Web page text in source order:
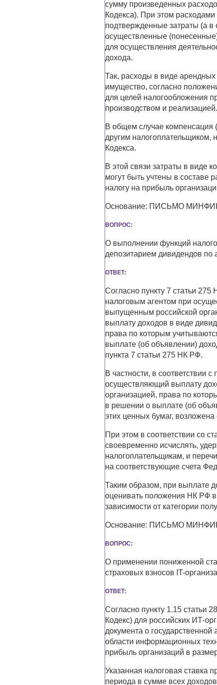
сумму произведенных
Кодекса). При этом
подтвержденные затраты (а в
осуществленные
для осуществления
дохода.
Так, расходы в виде
имущество, согласно
для целей налогообложения
производством и реализацией.
В общем случае компенсация
другим налогоплательщиком,
Кодекса.
В этой связи затраты в виде
могут быть учтены в составе
налогу на прибыль
Основание: ПИСЬМО
ВОПРОС:
О выполнении функций
депозитарием дивидендов
ОТВЕТ:
Согласно пункту 7 статьи
налоговым агентом при
выпущенным российской
выплату доходов в виде
права по которым
выплате (об объявлении)
пункта 7 статьи 275 НК РФ.
В частности, в соответствии
осуществляющий выплату
организацией, права по
в решении о выплате (об
этих ценных бумаг, возложена
При этом в соответствии со
своевременно исчислять,
налогоплательщикам, и
на соответствующие счета
Таким образом, при выплате
оценивать положения НК РФ
зависимости от категории
Основание: ПИСЬМО
ВОПРОС:
О применении пониженной
страховых взносов IT-
ОТВЕТ:
Согласно пункту 1.15 статьи
Кодекс) для российских ИТ-
документа о
области информационных
прибыль организаций в
Указанная налоговая ставка
периода в сумме всех